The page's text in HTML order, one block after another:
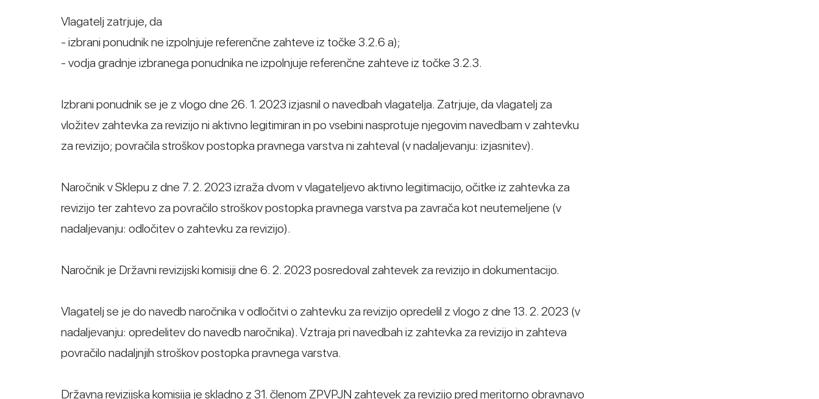
Vlagatelj zatrjuje, da
- izbrani ponudnik ne izpolnjuje referenčne zahteve iz točke 3.2.6 a);
- vodja gradnje izbranega ponudnika ne izpolnjuje referenčne zahteve iz točke 3.2.3.
Izbrani ponudnik se je z vlogo dne 26. 1. 2023 izjasnil o navedbah vlagatelja. Zatrjuje, da vlagatelj za
vložitev zahtevka za revizijo ni aktivno legitimiran in po vsebini nasprotuje njegovim navedbam v zahtevku
za revizijo; povračila stroškov postopka pravnega varstva ni zahteval (v nadaljevanju: izjasnitev).
Naročnik v Sklepu z dne 7. 2. 2023 izraža dvom v vlagateljevo aktivno legitimacijo, očitke iz zahtevka za
revizijo ter zahtevo za povračilo stroškov postopka pravnega varstva pa zavrača kot neutemeljene (v
nadaljevanju: odločitev o zahtevku za revizijo).
Naročnik je Državni revizijski komisiji dne 6. 2. 2023 posredoval zahtevek za revizijo in dokumentacijo.
Vlagatelj se je do navedb naročnika v odločitvi o zahtevku za revizijo opredelil z vlogo z dne 13. 2. 2023 (v
nadaljevanju: opredelitev do navedb naročnika). Vztraja pri navedbah iz zahtevka za revizijo in zahteva
povračilo nadaljnjih stroškov postopka pravnega varstva.
Državna revizijska komisija je skladno z 31. členom ZPVPJN zahtevek za revizijo pred meritorno obravnavo